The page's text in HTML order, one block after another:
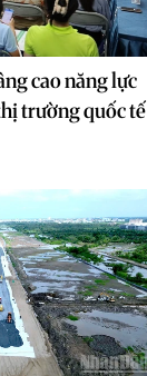
cao năng lực
trường quốc tế